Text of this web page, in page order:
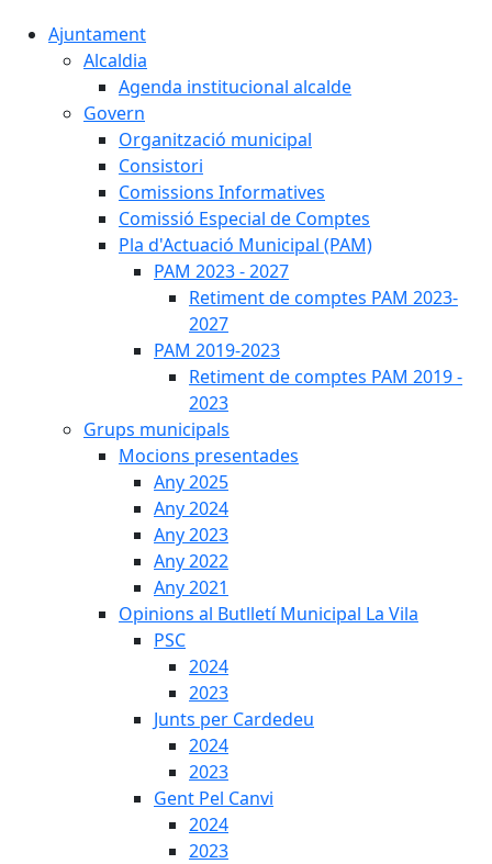
Ajuntament
Alcaldia
Agenda institucional alcalde
Govern
Organització municipal
Consistori
Comissions Informatives
Comissió Especial de Comptes
Pla d'Actuació Municipal (PAM)
PAM 2023 - 2027
Retiment de comptes PAM 2023-
2027
PAM 2019-2023
Retiment de comptes PAM 2019 -
2023
Grups municipals
Mocions presentades
Any 2025
Any 2024
Any 2023
Any 2022
Any 2021
Opinions al Butlletí Municipal La Vila
PSC
2024
2023
Junts per Cardedeu
2024
2023
Gent Pel Canvi
2024
2023